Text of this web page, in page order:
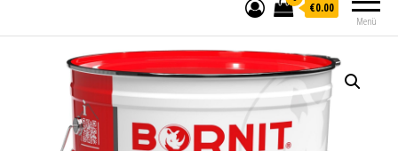
Menü
€0.00